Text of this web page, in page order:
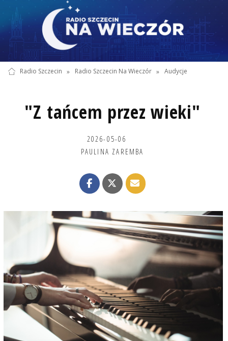
Radio Szczecin » Radio Szczecin Na Wieczór » Audycje
"Z tańcem przez wieki"
2026-05-06
PAULINA ZAREMBA